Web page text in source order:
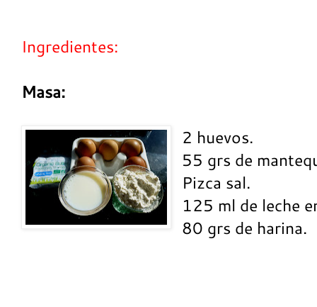
Ingredientes:
Masa:
2 huevos.
55 grs de
Pizca sal.
125 ml de leche
80 grs de harina.